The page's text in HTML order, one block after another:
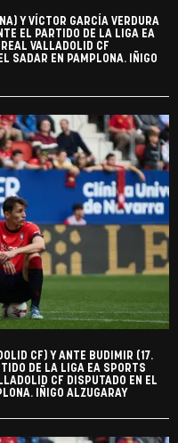
Y VÍCTOR GARCÍA VERDURA
EL PARTIDO DE LA LIGA EA
VALLADOLID CF
SADAR EN PAMPLONA. IÑIGO
CF) Y ANTE BUDIMIR (17.
DE LA LIGA EA SPORTS
CF DISPUTADO EN EL
IÑIGO ALZUGARAY